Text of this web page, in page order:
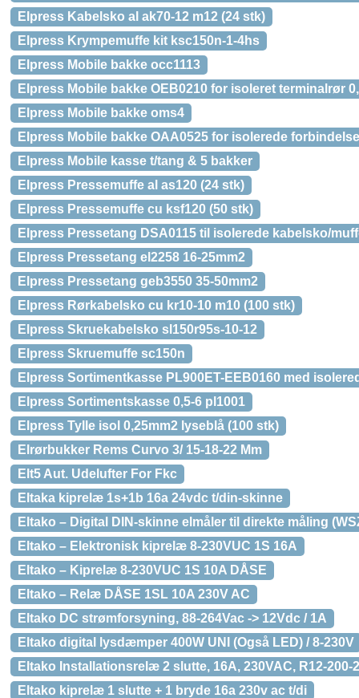
Elpress Kabelsko al ak70-12 m12 (24 stk)
Elpress Krympemuffe kit ksc150n-1-4hs
Elpress Mobile bakke occ1113
Elpress Mobile bakke OEB0210 for isoleret terminalrør
Elpress Mobile bakke oms4
Elpress Mobile bakke OAA0525 for isolerede
Elpress Mobile kasse t/tang & 5 bakker
Elpress Pressemuffe al as120 (24 stk)
Elpress Pressemuffe cu ksf120 (50 stk)
Elpress Pressetang DSA0115 til isolerede kabelsko/
Elpress Pressetang el2258 16-25mm2
Elpress Pressetang geb3550 35-50mm2
Elpress Rørkabelsko cu kr10-10 m10 (100 stk)
Elpress Skruekabelsko sl150r95s-10-12
Elpress Skruemuffe sc150n
Elpress Sortimentkasse PL900ET-EEB0160 med
Elpress Sortimentskasse 0,5-6 pl1001
Elpress Tylle isol 0,25mm2 lyseblå (100 stk)
Elrørbukker Rems Curvo 3/ 15-18-22 Mm
Elt5 Aut. Udelufter For Fkc
Eltaka kiprelæ 1s+1b 16a 24vdc t/din-skinne
Eltako – Digital DIN-skinne elmåler til direkte måling
Eltako – Elektronisk kiprelæ 8-230VUC 1S 16A
Eltako – Kiprelæ 8-230VUC 1S 10A DÅSE
Eltako – Relæ DÅSE 1SL 10A 230V AC
Eltako DC strømforsyning, 88-264Vac -> 12Vdc / 1A
Eltako digital lysdæmper 400W UNI (Også LED) / 8-230V
Eltako Installationsrelæ 2 slutte, 16A, 230VAC, R12-200-
Eltako kiprelæ 1 slutte + 1 bryde 16a 230v ac t/di